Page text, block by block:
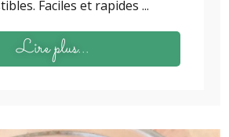
Faciles et rapides ...
Lire plus...